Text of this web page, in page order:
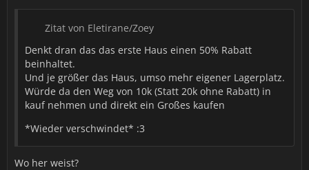
Zitat von Eletirane/Zoey
Denkt dran das das erste Haus einen 50% Rabatt
beinhaltet.
Und je größer das Haus, umso mehr eigener Lagerplatz.
Würde da den Weg von 10k (Statt 20k ohne Rabatt) in
kauf nehmen und direkt ein Großes kaufen
*Wieder verschwindet* :3
Wo her weist?